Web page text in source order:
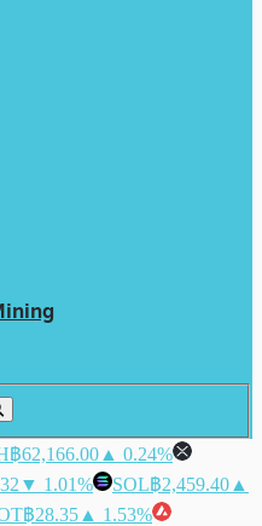
฿62,166.00 ▲ 0.24%
▼ 1.01% SOL฿2,459.40 ▲
฿28.35 ▲ 1.53%